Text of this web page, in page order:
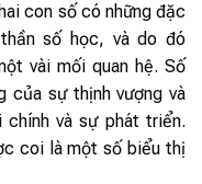
con số có những đặc
số học, và do đó
vài mối quan hệ. Số
của sự thịnh vượng và
và sự phát triển.
coi là một số biểu thị